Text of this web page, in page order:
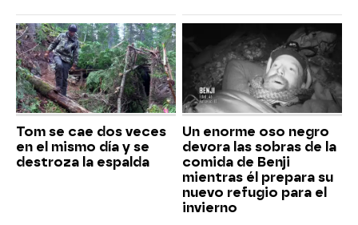
Tom se cae dos veces
en el mismo día y se
destroza la espalda
Un enorme oso negro
devora las sobras de la
comida de Benji
mientras él prepara su
nuevo refugio para el
invierno